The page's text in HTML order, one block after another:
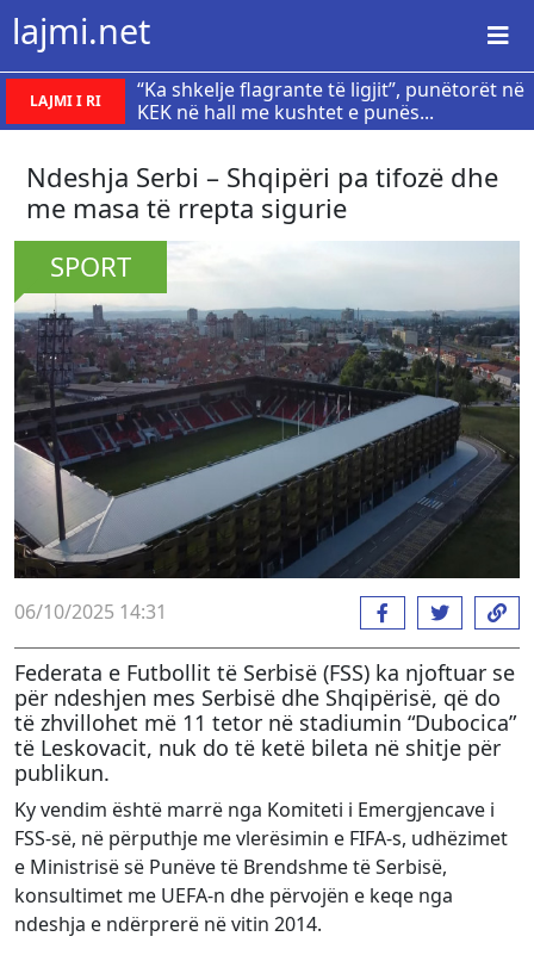
lajmi.net
LAJMI I RI
“Ka shkelje flagrante të ligjit”, punëtorët në
KEK në hall me kushtet e punës...
​Ndeshja Serbi – Shqipëri pa tifozë dhe
me masa të rrepta sigurie
SPORT
06/10/2025 14:31
Federata e Futbollit të Serbisë (FSS) ka njoftuar se
për ndeshjen mes Serbisë dhe Shqipërisë, që do
të zhvillohet më 11 tetor në stadiumin “Dubocica”
të Leskovacit, nuk do të ketë bileta në shitje për
publikun.
Ky vendim është marrë nga Komiteti i Emergjencave i
FSS-së, në përputhje me vlerësimin e FIFA-s, udhëzimet
e Ministrisë së Punëve të Brendshme të Serbisë,
konsultimet me UEFA-n dhe përvojën e keqe nga
ndeshja e ndërprerë në vitin 2014.